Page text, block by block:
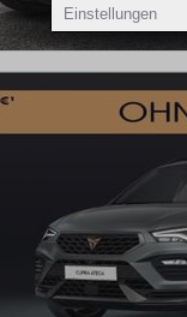
Einstellungen